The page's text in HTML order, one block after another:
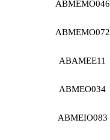
ABMEMO046
ABMEMO072
ABAMEE11
ABMEO034
ABMEIO083